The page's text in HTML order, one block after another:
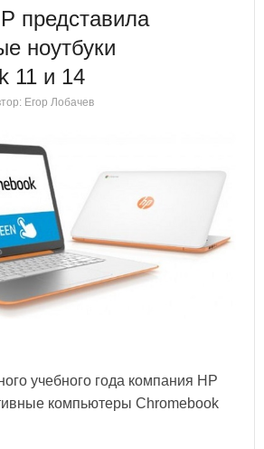
представила
ноутбуки
11 и 14
Егор Лобачев
учебного года компания HP
компьютеры Chromebook